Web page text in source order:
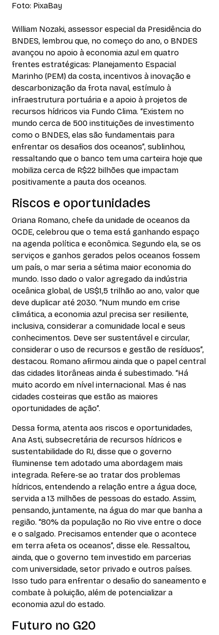
Foto: PixaBay
William Nozaki, assessor especial da Presidência do
BNDES, lembrou que, no começo do ano, o BNDES
avançou no apoio à economia azul em quatro
frentes estratégicas: Planejamento Espacial
Marinho (PEM) da costa, incentivos à inovação e
descarbonização da frota naval, estímulo à
infraestrutura portuária e a apoio à projetos de
recursos hídricos via Fundo Clima. “Existem no
mundo cerca de 500 instituições de investimento
como o BNDES, elas são fundamentais para
enfrentar os desafios dos oceanos”, sublinhou,
ressaltando que o banco tem uma carteira hoje que
mobiliza cerca de R$22 bilhões que impactam
positivamente a pauta dos oceanos.
Riscos e oportunidades
Oriana Romano, chefe da unidade de oceanos da
OCDE, celebrou que o tema está ganhando espaço
na agenda política e econômica. Segundo ela, se os
serviços e ganhos gerados pelos oceanos fossem
um país, o mar seria a sétima maior economia do
mundo. Isso dado o valor agregado da indústria
oceânica global, de US$1,5 trilhão ao ano, valor que
deve duplicar até 2030. “Num mundo em crise
climática, a economia azul precisa ser resiliente,
inclusiva, considerar a comunidade local e seus
conhecimentos. Deve ser sustentável e circular,
considerar o uso de recursos e gestão de resíduos”,
destacou. Romano afirmou ainda que o papel central
das cidades litorâneas ainda é subestimado. “Há
muito acordo em nível internacional. Mas é nas
cidades costeiras que estão as maiores
oportunidades de ação”.
Dessa forma, atenta aos riscos e oportunidades,
Ana Asti, subsecretária de recursos hídricos e
sustentabilidade do RJ, disse que o governo
fluminense tem adotado uma abordagem mais
integrada. Refere-se ao tratar dos problemas
hídricos, entendendo a relação entre a água doce,
servida a 13 milhões de pessoas do estado. Assim,
pensando, juntamente, na água do mar que banha a
região. “80% da população no Rio vive entre o doce
e o salgado. Precisamos entender que o acontece
em terra afeta os oceanos”, disse ele. Ressaltou,
ainda, que o governo tem investido em parcerias
com universidade, setor privado e outros países.
Isso tudo para enfrentar o desafio do saneamento e
combate à poluição, além de potencializar a
economia azul do estado.
Futuro no G20